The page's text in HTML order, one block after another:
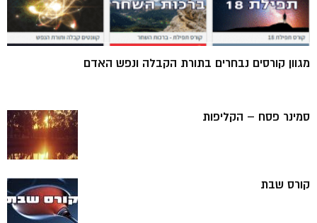
מגוון קורסים נבחרים בתורת הקבלה ונפש האדם
סמינר פסח – הקליפות
קורס שבת